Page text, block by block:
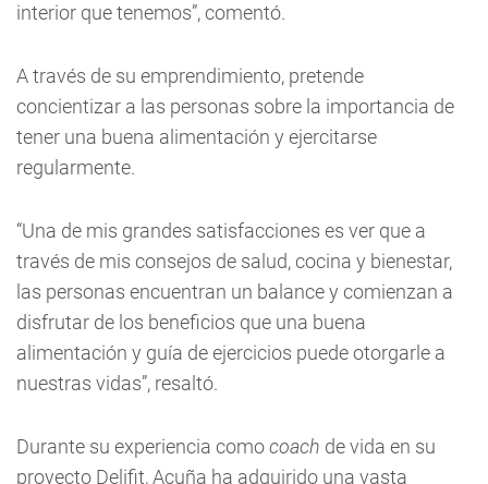
interior que tenemos”, comentó.
A través de su emprendimiento, pretende
concientizar a las personas sobre la importancia de
tener una buena alimentación y ejercitarse
regularmente.
“Una de mis grandes satisfacciones es ver que a
través de mis consejos de salud, cocina y bienestar,
las personas encuentran un balance y comienzan a
disfrutar de los beneficios que una buena
alimentación y guía de ejercicios puede otorgarle a
nuestras vidas”, resaltó.
Durante su experiencia comocoach de vida en su
proyecto Delifit, Acuña ha adquirido una vasta